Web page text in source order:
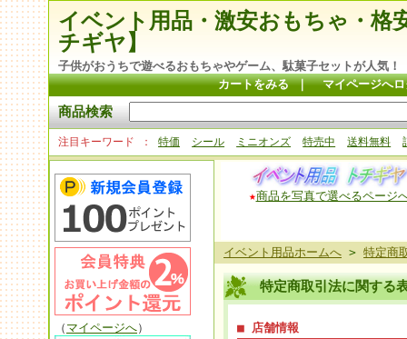
イベント用品・激安おもちゃ・格
チギヤ】
子供がおうちで遊べるおもちゃやゲーム、駄菓子セットが人気！
カートをみる｜ マイページへ
商品検索
注目キーワード 特価 シール ミニオンズ 特売中 送料無料
（ マイページへ）
★商品を写真で選べるページ
イベント用品ホームへ > 特定商
特定商取引法に関する
■ 店舗情報